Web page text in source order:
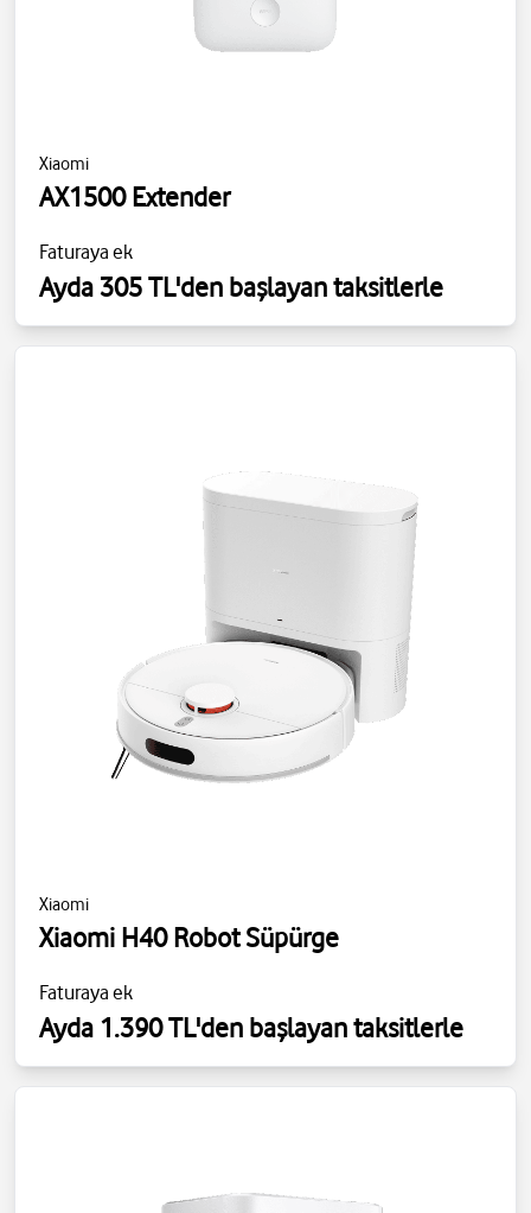
Xiaomi
AX1500 Extender
Faturaya ek
Ayda 305 TL'den başlayan taksitlerle
Xiaomi
Xiaomi H40 Robot Süpürge
Faturaya ek
Ayda 1.390 TL'den başlayan taksitlerle